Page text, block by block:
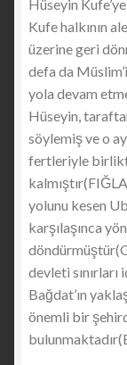
Hüseyin
Kufe halkının
üzerine geri
defa da
yola devam
Hüseyin,
söylemiş ve o
fertleriyle
yolunu kesen
karşılaşınca
devleti
Bağdat’ın
önemli bir